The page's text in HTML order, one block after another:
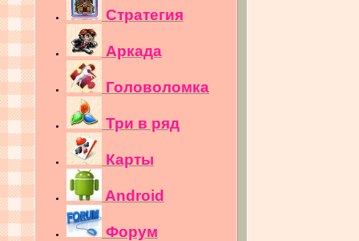
Стратегия
Аркада
Головоломка
Три в ряд
Карты
Android
Форум